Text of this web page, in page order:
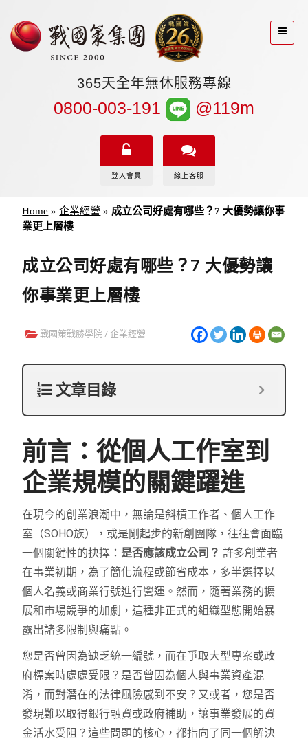
365天全年無休服務專線
0800-003-191 @119m
登入會員 線上客服
Home »企業經營 » 成立公司好處有哪些？7 大優勢讓你事
業更上層樓
成立公司好處有哪些？7 大優勢讓
你事業更上層樓
戰國策戰勝學院 / 企業經營
文章目錄
前言：從個人工作室到
企業規模的關鍵躍進
在現今的創業浪潮中，無論是斜槓工作者、個人工作
室（SOHO族），或是剛起步的新創團隊，往往會面臨
一個關鍵性的抉擇： 是否應該成立公司？ 許多創業者
在事業初期，為了簡化流程或節省成本，多半選擇以
個人名義或商業行號進行營運。然而，隨著業務的擴
展和市場競爭的加劇，這種非正式的組織型態開始暴
露出諸多限制與痛點。
您是否曾因為缺乏統一編號，而在爭取大型專案或政
府標案時處處受限？是否曾因為個人與事業資產混
淆，而對潛在的法律風險感到不安？又或者，您是否
發現難以取得銀行融資或政府補助，讓事業發展的資
金活水受阻？這些問題的核心，都指向了同一個解決